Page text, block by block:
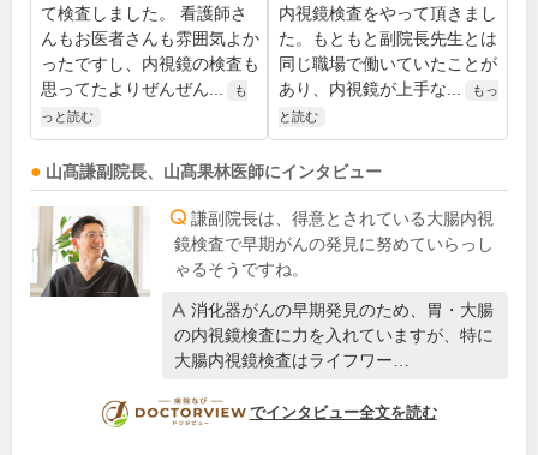
て検査しました。 看護師さ
んもお医者さんも雰囲気よか
ったですし、内視鏡の検査も
思ってたよりぜんぜん...
も
っと読む
内視鏡検査をやって頂きまし
た。もともと副院長先生とは
同じ職場で働いていたことが
あり、内視鏡が上手な...
もっ
と読む
山髙謙副院長、 山髙果林医師にインタビュー
謙副院長は、得意とされている大腸内視
鏡検査で早期がんの発見に努めていらっし
ゃるそうですね。
消化器がんの早期発見のため、胃・大腸
の内視鏡検査に力を入れていますが、特に
大腸内視鏡検査はライフワー…
DOCTORVIEW
でインタビュー全文を読む